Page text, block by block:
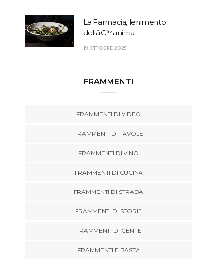
La Farmacia, lenimento
dellâ€™anima
19 OTTOBRE 2025
FRAMMENTI
FRAMMENTI DI VIDEO
FRAMMENTI DI TAVOLE
FRAMMENTI DI VINO
FRAMMENTI DI CUCINA
FRAMMENTI DI STRADA
FRAMMENTI DI STORIE
FRAMMENTI DI GENTE
FRAMMENTI E BASTA